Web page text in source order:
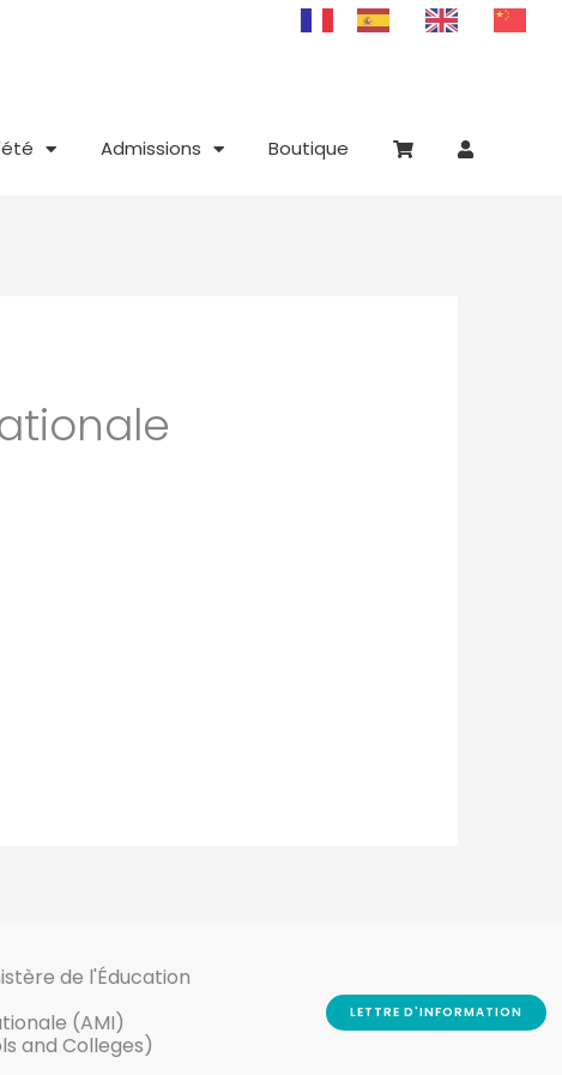
Admissions Boutique
de l'Éducation
(AMI)
and Colleges)
LETTRE D'INFORMATION